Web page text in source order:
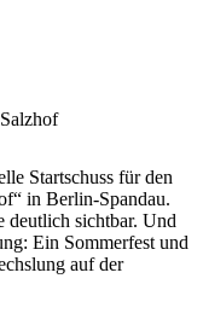
Startschuss für den
in Berlin-Spandau.
deutlich sichtbar. Und
Ein Sommerfest und
auf der